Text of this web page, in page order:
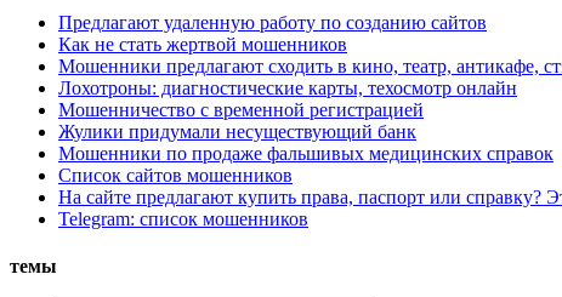
Предлагают удаленную работу по созданию сайтов
Как не стать жертвой мошенников
Мошенники предлагают сходить в кино, театр, антикафе,
Лохотроны: диагностические карты, техосмотр онлайн
Мошенничество с временной регистрацией
Жулики придумали несуществующий банк
Мошенники по продаже фальшивых медицинских справок
Список сайтов мошенников
На сайте предлагают купить права, паспорт или справку?
Telegram: список мошенников
темы